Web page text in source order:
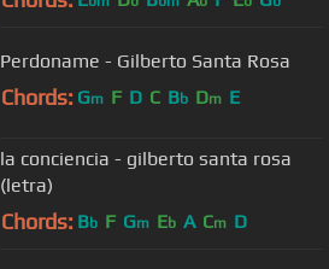
Perdoname - Gilberto Santa Rosa
Chords: Gm F D C Bb Dm E
la conciencia - gilberto santa rosa
(letra)
Chords: Bb F Gm Eb A Cm D